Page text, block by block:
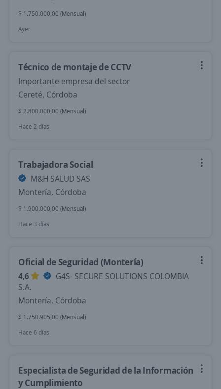
$ 1.750.000,00 (Mensual)
Ayer
Técnico de montaje de CCTV
Importante empresa del sector
Cereté, Córdoba
$ 2.800.000,00 (Mensual)
Hace 2 días
Trabajadora Social
M&H SALUD SAS
Montería, Córdoba
$ 1.900.000,00 (Mensual)
Hace 3 días
Oficial de Seguridad (Montería)
4,6
G4S- SECURE SOLUTIONS COLOMBIA
S.A.
Montería, Córdoba
$ 1.750.905,00 (Mensual)
Hace 6 días
Especialista de Seguridad de la Información
y Cumplimiento